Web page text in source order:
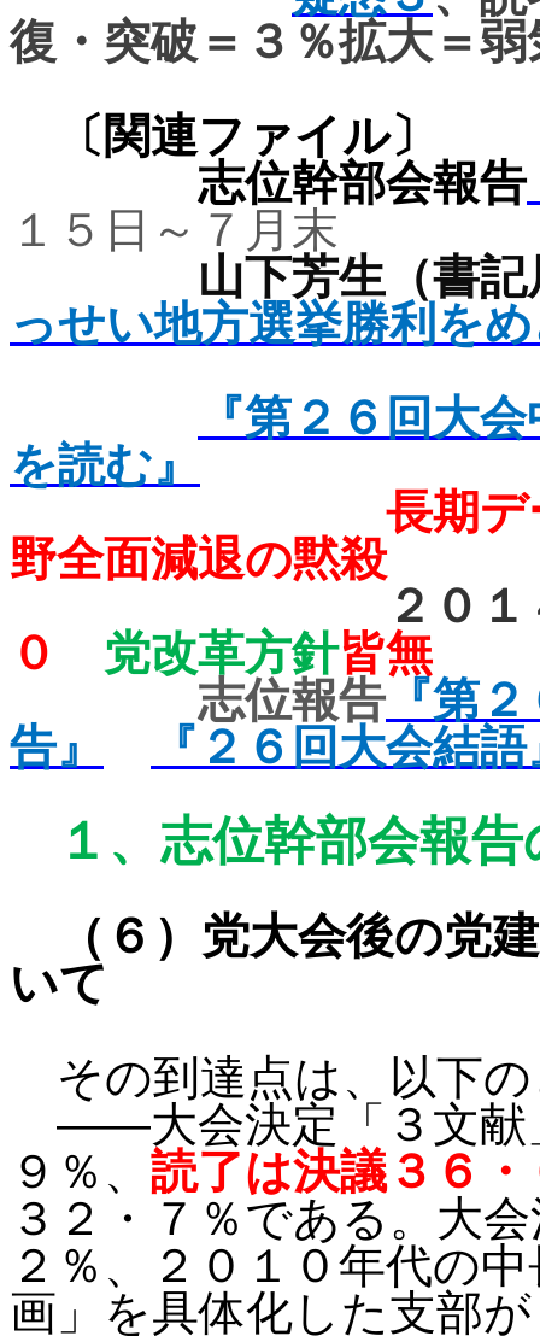
復・突破＝３％拡大＝弱
〔関連ファ
志位幹部会報告
１５日～７月末
山下芳生（書
っせい地方選挙勝利を
『第２６回大
を読む』
長期
野全面減退の黙殺
２０１４年
０
党改革方針皆無
志位報告 『第
告』
『２６回大会結語
１、 志位幹部会報
（６）党大会後の党
いて
その到達点は、以下
――大会決定「３文
９％、 読了は決議３６・
３２・７％である。大
２％、２０１０年代の
画」を具体化した支部